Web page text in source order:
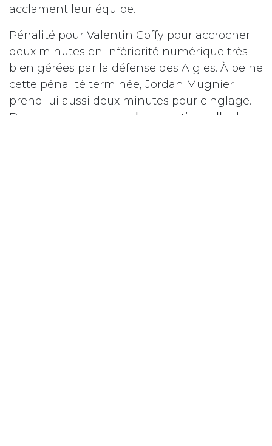
acclament leur équipe.
Pénalité pour Valentin Coffy pour accrocher :
deux minutes en infériorité numérique très
bien gérées par la défense des Aigles. À peine
cette pénalité terminée, Jordan Mugnier
prend lui aussi deux minutes pour cinglage.
De nouveau, une
parade exceptionnelle
du